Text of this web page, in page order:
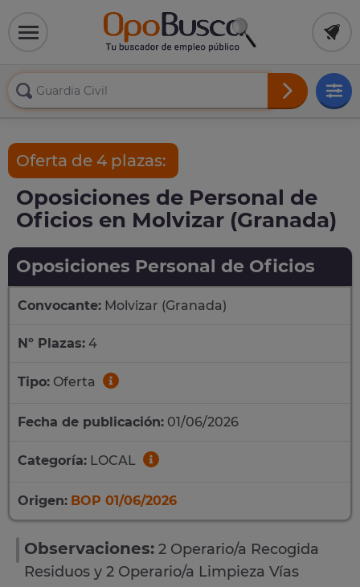
Oferta de 4 plazas:
Oposiciones de Personal de
Oficios en Molvizar (Granada)
Oposiciones Personal de Oficios
Convocante: Molvizar (Granada)
Nº Plazas: 4
Tipo: Oferta
Fecha de publicación: 01/06/2026
Categoría: LOCAL
Origen: BOP 01/06/2026
Observaciones: 2 Operario/a Recogida
Residuos y 2 Operario/a Limpieza Vías